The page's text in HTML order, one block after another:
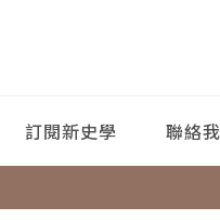
訂閱新史學 聯絡